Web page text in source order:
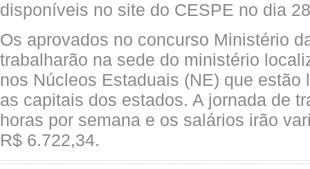
disponíveis no site do CESPE no dia
Os aprovados no concurso Ministério
trabalharão na sede do ministério
nos Núcleos Estaduais (NE) que estão
as capitais dos estados. A jornada de
horas por semana e os salários irão
R$ 6.722,34.